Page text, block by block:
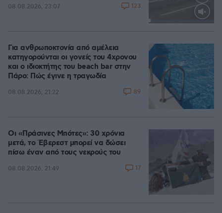
08.08.2026, 23:07 123
Για ανθρωποκτονία από αμέλεια
κατηγορούνται οι γονείς του 4χρονου
και ο ιδιοκτήτης του beach bar στην
Πάρο: Πώς έγινε η τραγωδία
08.08.2026, 21:22 89
Οι «Πράσινες Μπότες»: 30 χρόνια
μετά, το Έβερεστ μπορεί να δώσει
πίσω έναν από τους νεκρούς του
08.08.2026, 21:49 17